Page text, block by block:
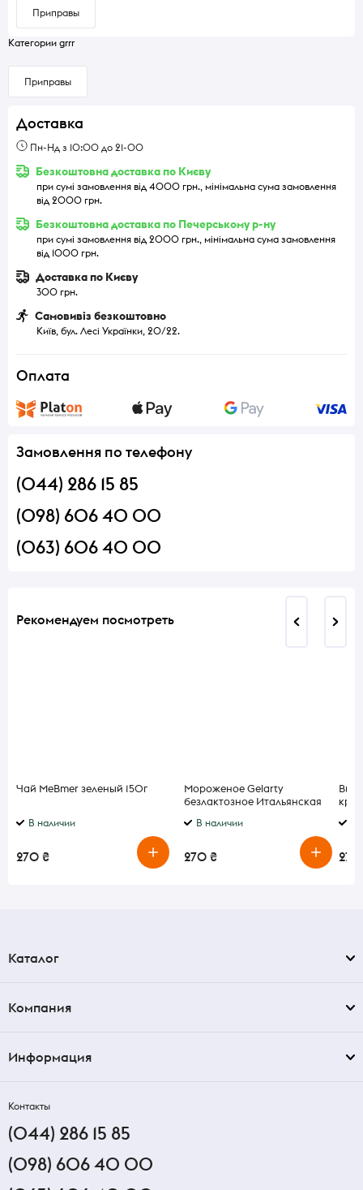
Приправы
Категории grrr
Приправы
Доставка
Пн-Нд з 10:00 до 21-00
Безкоштовна доставка по Києву
при сумі замовлення від 4000 грн., мінімальна сума замовлення
від 2000 грн.
Безкоштовна доставка по Печерському р-ну
при сумі замовлення від 2000 грн., мінімальна сума замовлення
від 1000 грн.
Доставка по Києву
300 грн.
Самовивіз безкоштовно
Київ, бул. Лесі Українки, 20/22.
Оплата
Замовлення по телефону
(044) 286 15 85
(098) 606 40 00
(063) 606 40 00
Рекомендуем посмотреть
Чай MeBmer зеленый 150г
В наличии
270 ₴
Мороженое Gelarty
безлактозное Итальянская
В наличии
270 ₴
Каталог
Компания
Информация
Контакты
(044) 286 15 85
(098) 606 40 00